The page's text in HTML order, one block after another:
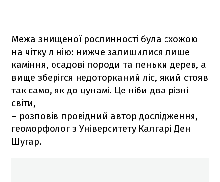
Межа знищеної рослинності була схожою
на чітку лінію: нижче залишилися лише
каміння, осадові породи та пеньки дерев, а
вище зберігся недоторканий ліс, який стояв
так само, як до цунамі. Це ніби два різні
світи,
– розповів провідний автор дослідження,
геоморфолог з Університету Калгарі Ден
Шугар.